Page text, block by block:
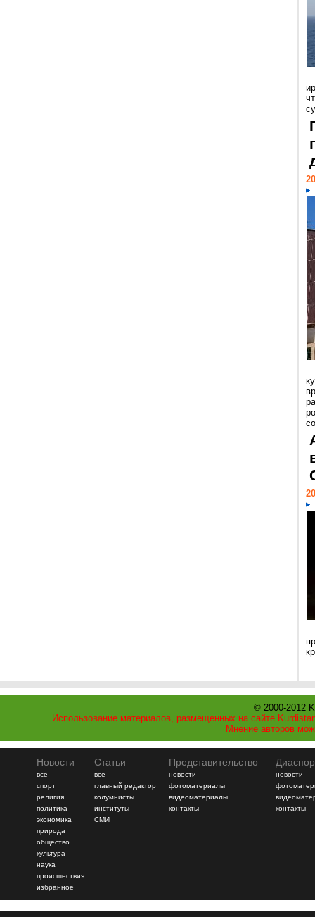
© 2000-2012
Использование материалов, размещенных на сайте
Мнение авторов
Новости
все
спорт
религия
политика
экономика
природа
общество
культура
наука
происшествия
избранное
Статьи
все
главный редактор
колумнисты
институты
СМИ
Представительство
новости
фотоматериалы
видеоматериалы
контакты
новости
контакты